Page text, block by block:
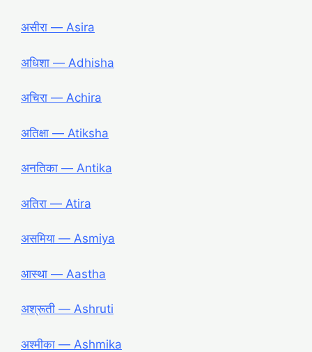
असीरा ― Asira
अधिशा ― Adhisha
अचिरा ― Achira
अतिक्षा ― Atiksha
अनतिका ― Antika
अतिरा ― Atira
असमिया ― Asmiya
आस्था ― Aastha
अश्रूती ― Ashruti
अश्मीका ― Ashmika